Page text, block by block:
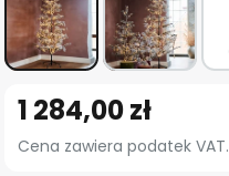
na
początek
1 284,00 zł
Cena zawiera podatek VAT.